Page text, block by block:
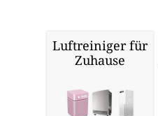
Luftreiniger für
Zuhause